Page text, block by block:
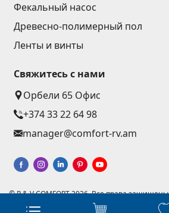
Строительная техника
Все
Клеи(3)
Затирка (15)
Аксессуары для бассейна
Лестницы для бассейнов(2)
Фекальный насос
Древесно-полимерный пол
Ленты и винты
Свяжитесь с нами
Орбели 65 Офис
+374 33 22 64 98
manager@comfort-rv.am
© R & V COMFORT 2026. Все права защищены
Разработка веб-сайтов - Астудио